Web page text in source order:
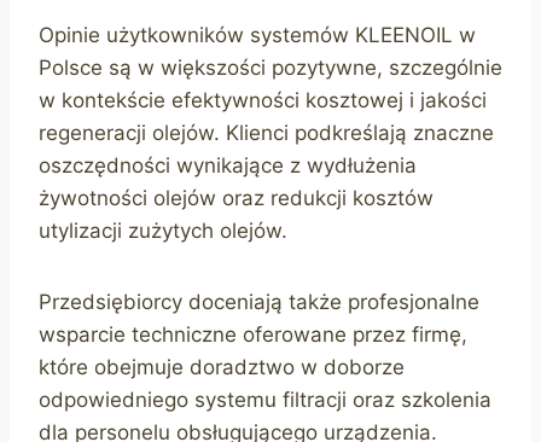
Opinie użytkowników systemów KLEENOIL w
Polsce są w większości pozytywne, szczególnie
w kontekście efektywności kosztowej i jakości
regeneracji olejów. Klienci podkreślają znaczne
oszczędności wynikające z wydłużenia
żywotności olejów oraz redukcji kosztów
utylizacji zużytych olejów.
Przedsiębiorcy doceniają także profesjonalne
wsparcie techniczne oferowane przez firmę,
które obejmuje doradztwo w doborze
odpowiedniego systemu filtracji oraz szkolenia
dla personelu obsługującego urządzenia.